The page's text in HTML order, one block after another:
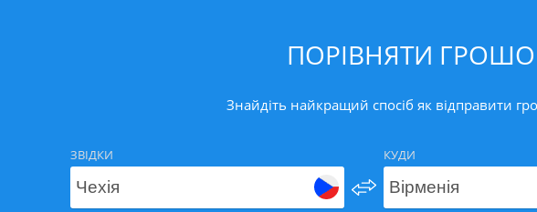
ПОРІВНЯТИ
Знайдіть найкращий спосіб як відправити
ЗВІДКИ КУДИ